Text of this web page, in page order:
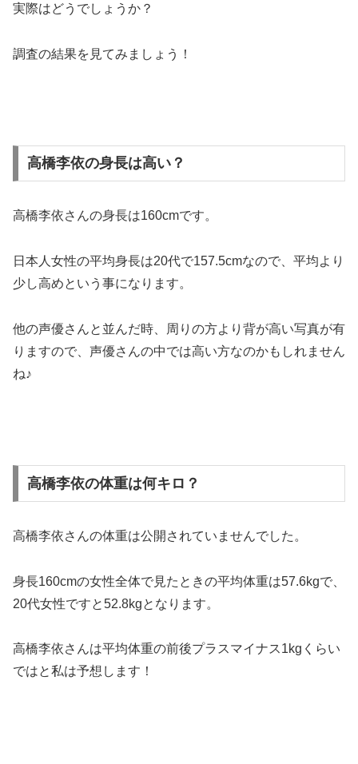
実際はどうでしょうか？
調査の結果を見てみましょう！
高橋李依の身長は高い？
高橋李依さんの身長は160cmです。
日本人女性の平均身長は20代で157.5cmなので、平均より
少し高めという事になります。
他の声優さんと並んだ時、周りの方より背が高い写真が有
りますので、声優さんの中では高い方なのかもしれません
ね♪
高橋李依の体重は何キロ？
高橋李依さんの体重は公開されていませんでした。
身長160cmの女性全体で見たときの平均体重は57.6kgで、
20代女性ですと52.8kgとなります。
高橋李依さんは平均体重の前後プラスマイナス1kgくらい
ではと私は予想します！